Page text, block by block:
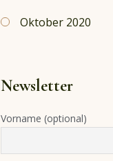
Oktober 2020
Newsletter
Vorname (optional)